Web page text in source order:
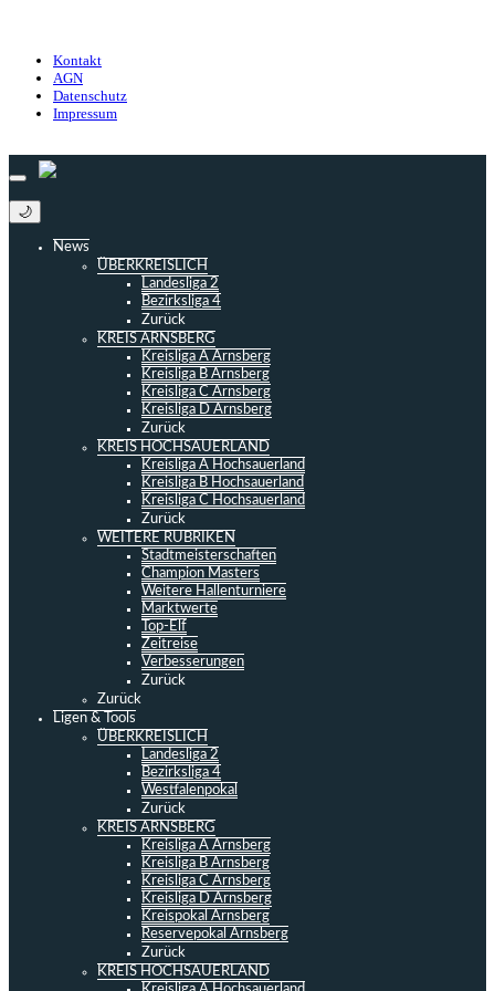
Kontakt
AGN
Datenschutz
Impressum
🌙
News
ÜBERKREISLICH
Landesliga 2
Bezirksliga 4
Zurück
KREIS ARNSBERG
Kreisliga A Arnsberg
Kreisliga B Arnsberg
Kreisliga C Arnsberg
Kreisliga D Arnsberg
Zurück
KREIS HOCHSAUERLAND
Kreisliga A Hochsauerland
Kreisliga B Hochsauerland
Kreisliga C Hochsauerland
Zurück
WEITERE RUBRIKEN
Stadtmeisterschaften
Champion Masters
Weitere Hallenturniere
Marktwerte
Top-Elf
Zeitreise
Verbesserungen
Zurück
Zurück
Ligen & Tools
ÜBERKREISLICH
Landesliga 2
Bezirksliga 4
Westfalenpokal
Zurück
KREIS ARNSBERG
Kreisliga A Arnsberg
Kreisliga B Arnsberg
Kreisliga C Arnsberg
Kreisliga D Arnsberg
Kreispokal Arnsberg
Reservepokal Arnsberg
Zurück
KREIS HOCHSAUERLAND